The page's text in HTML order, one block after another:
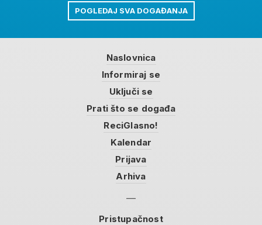
POGLEDAJ SVA DOGAĐANJA
Naslovnica
Informiraj se
Uključi se
Prati što se događa
ReciGlasno!
Kalendar
Prijava
Arhiva
Pristupačnost